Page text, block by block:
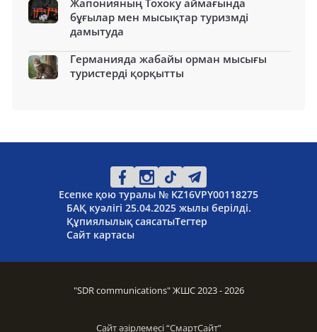
Жапонияның Тохоку аймағында
бұғылар мен мысықтар туризмді
дамытуда
Германияда жабайы орман мысығы
туристерді қорқытты
Есепке қою туралы № KZ16VPY00118275
БАҚ куәлігі 25.04.2025 жылы берілді.
Құпиялылық саясатыТегтер
Сайт картасы
"SDR communications" ЖШС 2023 - 2026
Сайт әзірлемесі “СмартСайт”